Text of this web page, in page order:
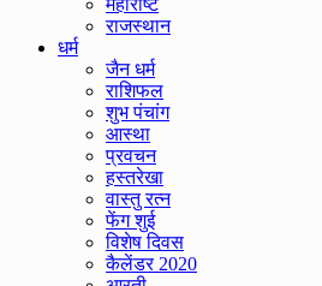
महाराष्ट
राजस्थान
धर्म
जैन धर्म
राशिफल
शुभ पंचांग
आस्था
प्रवचन
हस्तरेखा
वास्तु रत्न
फेंग शुई
विशेष दिवस
कैलेंडर 2020